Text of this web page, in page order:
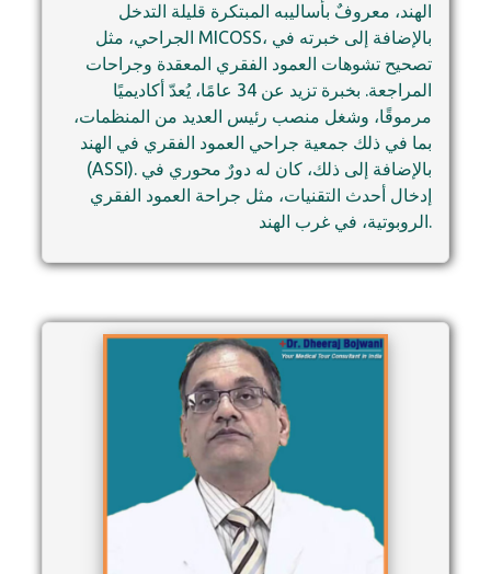
الهند، معروفٌ بأساليبه المبتكرة قليلة التدخل
الجراحي، مثل MICOSS، بالإضافة إلى خبرته في
تصحيح تشوهات العمود الفقري المعقدة وجراحات
المراجعة. بخبرة تزيد عن 34 عامًا، يُعدّ أكاديميًا
مرموقًا، وشغل منصب رئيس العديد من المنظمات،
بما في ذلك جمعية جراحي العمود الفقري في الهند
(ASSI). بالإضافة إلى ذلك، كان له دورٌ محوري في
إدخال أحدث التقنيات، مثل جراحة العمود الفقري
الروبوتية، في غرب الهند.